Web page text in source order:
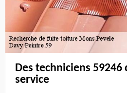
Des techniciens
service